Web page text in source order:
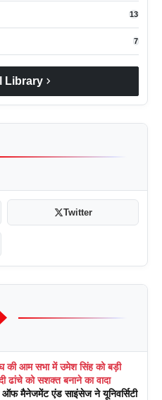
13
7
Library chevron_right
Twitter
की आम सभा में उमेश सिंह को बड़ी
ढांचे को सशक्त बनाने का वादा
ऑफ मैनेजमेंट एंड साइंसेज ने यूनिवर्सिटी